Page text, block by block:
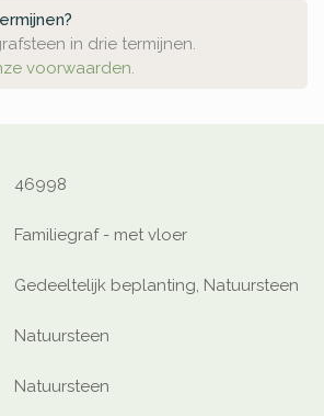
in drie termijnen.
voorwaarden.
46998
Familiegraf - met vloer
Gedeeltelijk beplanting, Natuursteen
Natuursteen
Natuursteen